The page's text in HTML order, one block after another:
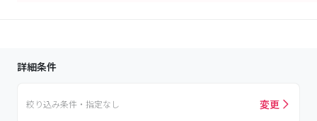
詳細条件
絞り込み条件・指定なし 変更